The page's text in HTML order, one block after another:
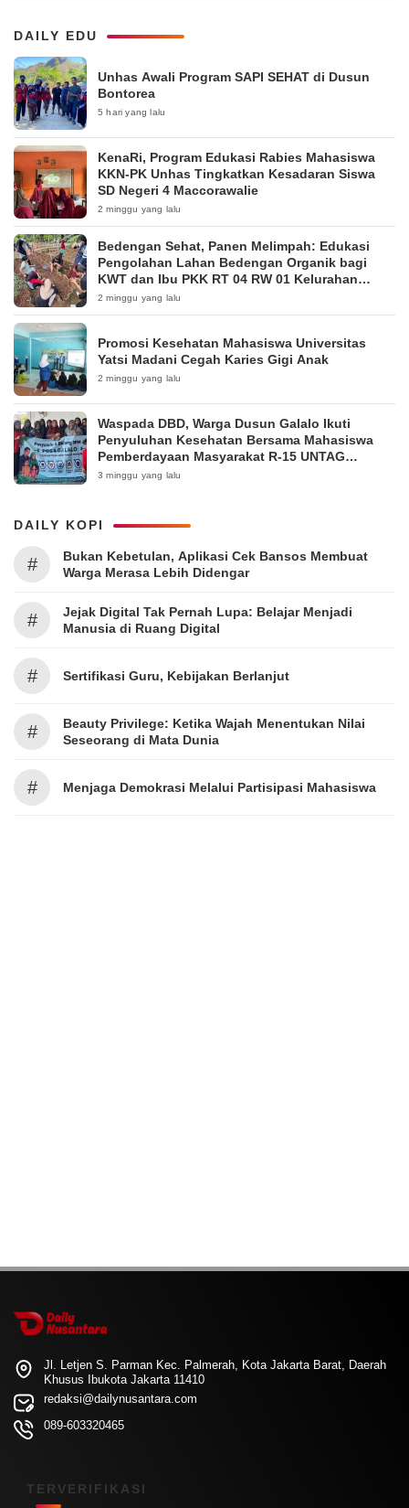
DAILY EDU
Unhas Awali Program SAPI SEHAT di Dusun
Bontorea
5 hari yang lalu
KenaRi, Program Edukasi Rabies Mahasiswa
KKN-PK Unhas Tingkatkan Kesadaran Siswa
SD Negeri 4 Maccorawalie
2 minggu yang lalu
Bedengan Sehat, Panen Melimpah: Edukasi
Pengolahan Lahan Bedengan Organik bagi
KWT dan Ibu PKK RT 04 RW 01 Kelurahan
Pakintelan
2 minggu yang lalu
Promosi Kesehatan Mahasiswa Universitas
Yatsi Madani Cegah Karies Gigi Anak
2 minggu yang lalu
Waspada DBD, Warga Dusun Galalo Ikuti
Penyuluhan Kesehatan Bersama Mahasiswa
Pemberdayaan Masyarakat R-15 UNTAG
Surabaya 2026
3 minggu yang lalu
DAILY KOPI
#
Bukan Kebetulan, Aplikasi Cek Bansos Membuat
Warga Merasa Lebih Didengar
#
Jejak Digital Tak Pernah Lupa: Belajar Menjadi
Manusia di Ruang Digital
# Sertifikasi Guru, Kebijakan Berlanjut
#
Beauty Privilege: Ketika Wajah Menentukan Nilai
Seseorang di Mata Dunia
# Menjaga Demokrasi Melalui Partisipasi Mahasiswa
Jl. Letjen S. Parman Kec. Palmerah, Kota Jakarta Barat, Daerah
Khusus Ibukota Jakarta 11410
redaksi@dailynusantara.com
089-603320465
TERVERIFIKASI